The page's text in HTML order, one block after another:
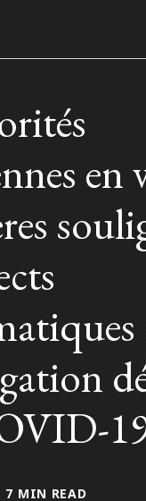
our latest
en
7 MIN READ